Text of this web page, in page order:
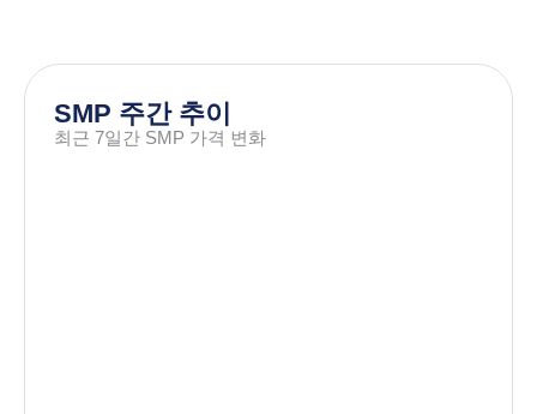
SMP 주간 추이
최근 7일간 SMP 가격 변화